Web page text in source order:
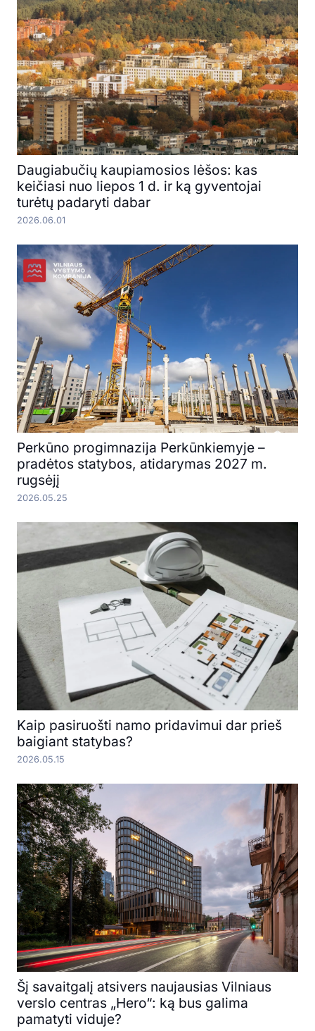
Daugiabučių kaupiamosios lėšos: kas
keičiasi nuo liepos 1 d. ir ką gyventojai
turėtų padaryti dabar
2026.06.01
Perkūno progimnazija Perkūnkiemyje –
pradėtos statybos, atidarymas 2027 m.
rugsėjį
2026.05.25
Kaip pasiruošti namo pridavimui dar prieš
baigiant statybas?
2026.05.15
Šį savaitgalį atsivers naujausias Vilniaus
verslo centras „Hero“: ką bus galima
pamatyti viduje?